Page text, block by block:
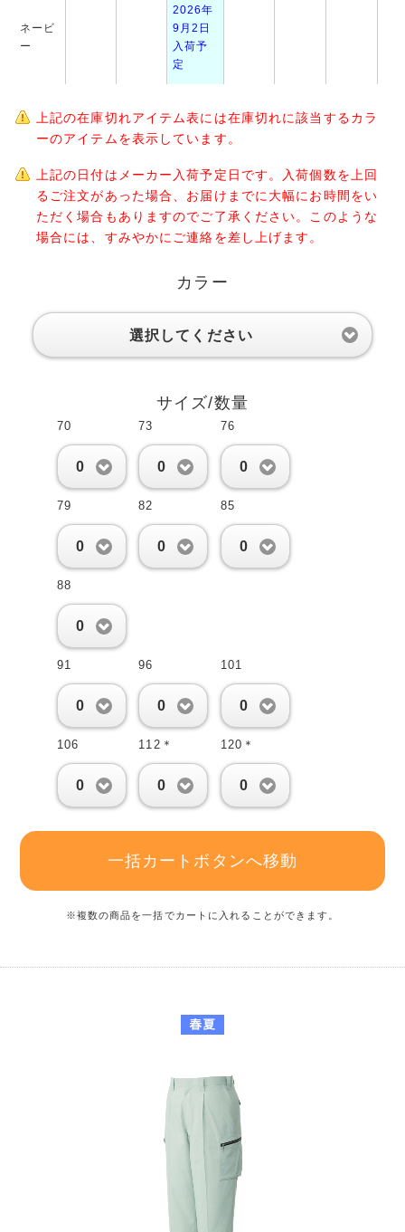
ネービ
ー
2026年
9月2日
入荷予
定
上記の在庫切れアイテム表には在庫切れに該当するカラ
ーのアイテムを表示しています。
上記の日付はメーカー入荷予定日です。入荷個数を上回
るご注文があった場合、お届けまでに大幅にお時間をい
ただく場合もありますのでご了承ください。このような
場合には、すみやかにご連絡を差し上げます。
カラー
選択してください
サイズ/数量
70
0
73
0
76
0
79
0
82
0
85
0
88
0
91
0
96
0
101
0
106
0
112＊
0
120＊
0
一括カートボタンへ移動
※複数の商品を一括でカートに入れることができます。